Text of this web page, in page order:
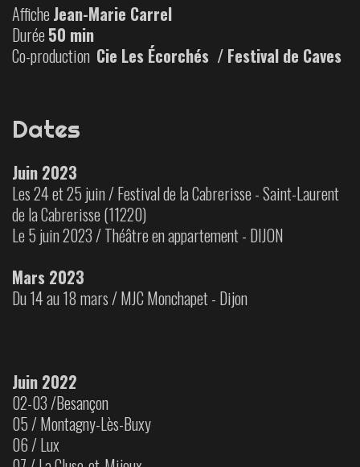
AfficheJean-Marie Carrel
Durée50 min
Co-production Cie Les Écorchés / Festival de Caves
Dates
Juin 2023
Les 24 et 25 juin / Festival de la Cabrerisse - Saint-Laurent
de la Cabrerisse (11220)
Le 5 juin 2023 / Théâtre en appartement - DIJON
Mars 2023
Du 14 au 18 mars / MJC Monchapet - Dijon
Juin 2022
02-03 /Besançon
05 / Montagny-Lès-Buxy
06 / Lux